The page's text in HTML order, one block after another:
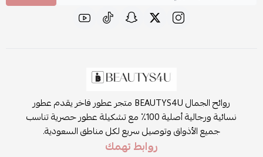
روائح الجمال BEAUTYS4U متجر عطور فاخر يقدم عطور
نسائية ورجالية أصلية 100٪ مع تشكيلة عطور حصرية تناسب
جميع الأذواق وتوصيل سريع لكل مناطق السعودية.
روابط تهمك